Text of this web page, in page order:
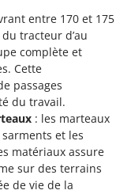
entre 170 et 175
tracteur d’au
complète et
Cette
passages
du travail.
: les marteaux
et les
matériaux assure
sur des terrains
de vie de la